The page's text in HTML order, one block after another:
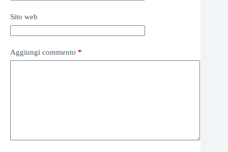
Sito web
Aggiungi commento *